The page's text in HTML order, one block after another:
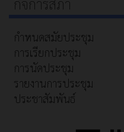
กิจการสภา
กำหนดสมัยประชุม
การเรียกประชุม
การนัดประชุม
รายงานการประชุม
ประชาสัมพันธ์